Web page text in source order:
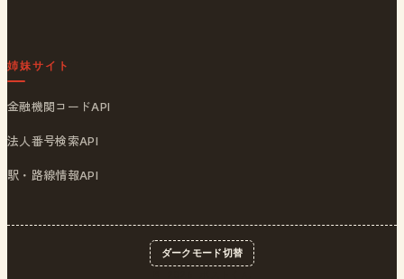
姉妹サイト
金融機関コードAPI
法人番号検索API
駅・路線情報API
ダークモード切替